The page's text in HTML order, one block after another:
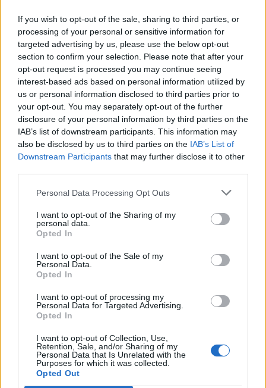
If you wish to opt-out of the sale, sharing to third parties, or
processing of your personal or sensitive information for
targeted advertising by us, please use the below opt-out
section to confirm your selection. Please note that after your
opt-out request is processed you may continue seeing
interest-based ads based on personal information utilized by
us or personal information disclosed to third parties prior to
your opt-out. You may separately opt-out of the further
disclosure of your personal information by third parties on the
IAB’s list of downstream participants. This information may
also be disclosed by us to third parties on the IAB’s List of
Downstream Participants that may further disclose it to other
Personal Data Processing Opt Outs
I want to opt-out of the Sharing of my
personal data.
Opted In
I want to opt-out of the Sale of my
Personal Data.
Opted In
I want to opt-out of processing my
Personal Data for Targeted Advertising.
Opted In
I want to opt-out of Collection, Use,
Retention, Sale, and/or Sharing of my
Personal Data that Is Unrelated with the
Purposes for which it was collected.
Opted Out
δρόμο για δάνεια έως 5 δισ. σε μικρομεσαίες
Β.Σ. Καρούλιας: Τζίρος 98,7
εκατ. ευρώ και αύξηση κερδών
57% - Τα νέα στοιχήματα σε
low & non alcohol
Deloitte Ελλάδος:
Χρηματοοικονομικός
σύμβουλος της ΔΕΗ για την
είσοδο στην πολωνική αγορά
ενέργειας
Το FIAT 500 Hybrid τώρα από
18.990 ευρώ
Ατρόμητος και Novibet
συνεχίζουν μαζί: Ανανέωση της
FTSE4Good
Alpha Bank: Για πρώτη φορά το Αρχαίο Θέατρο Επιδαύρου άνοιξε τις
πύλες του σε όλους